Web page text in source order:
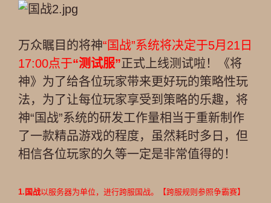
万众瞩目的将神“国战”系统将决定于5月21日
17:00点于“测试服”正式上线测试啦！《将
神》为了给各位玩家带来更好玩的策略性玩
法，为了让每位玩家享受到策略的乐趣，将
神“国战”系统的研发工作量相当于重新制作
了一款精品游戏的程度，虽然耗时多日，但
相信各位玩家的久等一定是非常值得的！
1.国战以服务器为单位，进行跨服 国战。【跨服规则参照争霸赛】